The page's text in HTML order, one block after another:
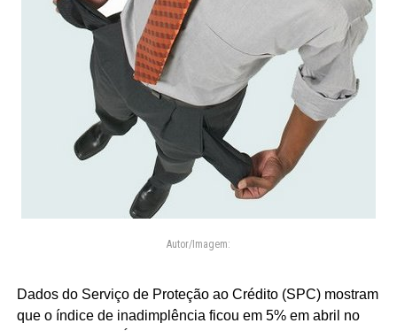
Autor/Imagem:
Dados do Serviço de Proteção ao Crédito (SPC) mostram
que o índice de inadimplência ficou em 5% em abril no